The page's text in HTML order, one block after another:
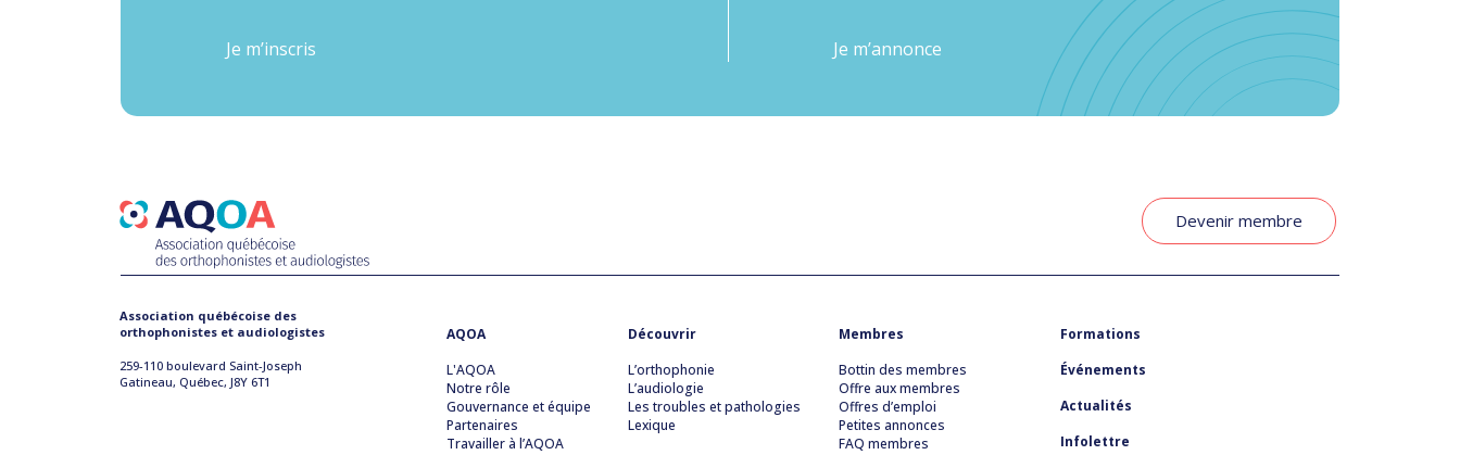
Je m’inscris Je m’annonce
Devenir membre
Association québécoise des
orthophonistes et audiologistes
259-110 boulevard Saint-Joseph
Gatineau, Québec, J8Y 6T1
AQOA
L'AQOA
Notre rôle
Gouvernance et équipe
Partenaires
Travailler à l’AQOA
Découvrir
L’orthophonie
L’audiologie
Les troubles et pathologies
Lexique
Membres
Bottin des membres
Offre aux membres
Offres d’emploi
Petites annonces
FAQ membres
Formations
Événements
Actualités
Infolettre